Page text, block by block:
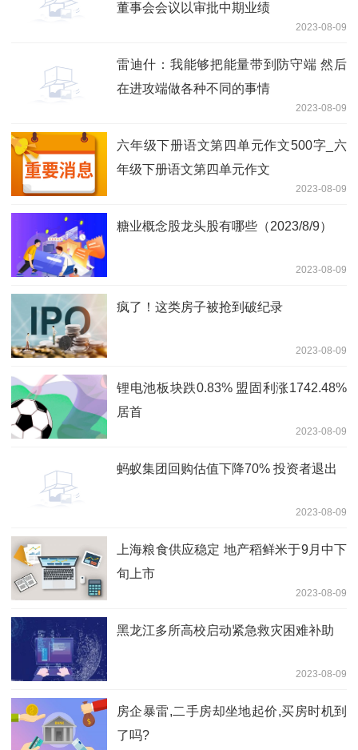
董事会会议以审批中期业绩
2023-08-09
雷迪什：我能够把能量带到防守端 然后
在进攻端做各种不同的事情
2023-08-09
六年级下册语文第四单元作文500字_六
年级下册语文第四单元作文
2023-08-09
糖业概念股龙头股有哪些（2023/8/9）
2023-08-09
疯了！这类房子被抢到破纪录
2023-08-09
锂电池板块跌0.83% 盟固利涨1742.48%
居首
2023-08-09
蚂蚁集团回购估值下降70% 投资者退出
2023-08-09
上海粮食供应稳定 地产稻鲜米于9月中下
旬上市
2023-08-09
黑龙江多所高校启动紧急救灾困难补助
2023-08-09
房企暴雷,二手房却坐地起价,买房时机到
了吗?